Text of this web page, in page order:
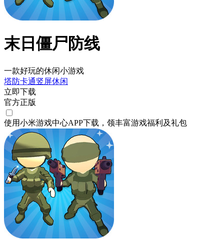
末日僵尸防线
一款好玩的休闲小游戏
塔防卡通竖屏休闲
立即下载
官方正版
使用小米游戏中心APP下载 ，领丰富游戏福利 及礼包